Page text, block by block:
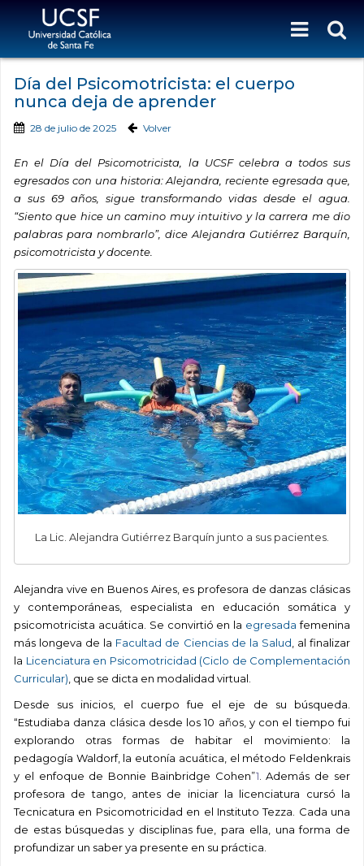
Día del Psicomotricista: el cuerpo
nunca deja de aprender
28 de julio de 2025 Volver
En el Día del Psicomotricista, la UCSF celebra a todos sus
egresados con una historia: Alejandra, reciente egresada que,
a sus 69 años, sigue transformando vidas desde el agua.
“Siento que hice un camino muy intuitivo y la carrera me dio
palabras para nombrarlo”, dice Alejandra Gutiérrez Barquín,
psicomotricista y docente.
La Lic. Alejandra Gutiérrez Barquín junto a sus pacientes.
Alejandra vive en Buenos Aires, es profesora de danzas clásicas
y contemporáneas, especialista en educación somática y
psicomotricista acuática. Se convirtió en la egresada femenina
más longeva de la Facultad de Ciencias de la Salud , al finalizar
la Licenciatura en Psicomotricidad (Ciclo de Complementación
Curricular) , que se dicta en modalidad virtual.
Desde sus inicios, el cuerpo fue el eje de su búsqueda.
“Estudiaba danza clásica desde los 10 años, y con el tiempo fui
explorando otras formas de habitar el movimiento: la
pedagogía Waldorf, la eutonía acuática, el método Feldenkrais
y el enfoque de Bonnie Bainbridge Cohen”1 . Además de ser
profesora de tango, antes de iniciar la licenciatura cursó la
Tecnicatura en Psicomotricidad en el Instituto Tezza. Cada una
de estas búsquedas y disciplinas fue, para ella, una forma de
profundizar un saber ya presente en su práctica.